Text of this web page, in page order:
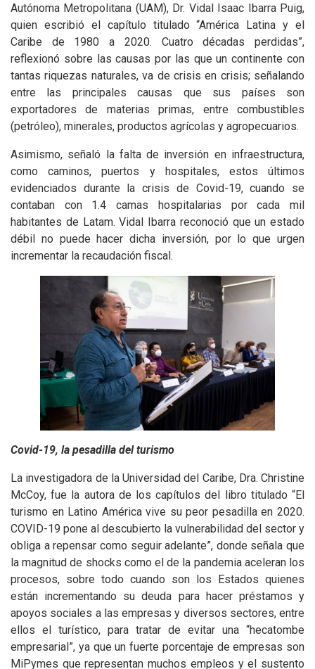
Autónoma Metropolitana (UAM), Dr. Vidal Isaac Ibarra Puig,
quien escribió el capítulo titulado “América Latina y el
Caribe de 1980 a 2020. Cuatro décadas perdidas”,
reflexionó sobre las causas por las que un continente con
tantas riquezas naturales, va de crisis en crisis; señalando
entre las principales causas que sus países son
exportadores de materias primas, entre combustibles
(petróleo), minerales, productos agrícolas y agropecuarios.
Asimismo, señaló la falta de inversión en infraestructura,
como caminos, puertos y hospitales, estos últimos
evidenciados durante la crisis de Covid-19, cuando se
contaban con 1.4 camas hospitalarias por cada mil
habitantes de Latam. Vidal Ibarra reconoció que un estado
débil no puede hacer dicha inversión, por lo que urgen
incrementar la recaudación fiscal.
Covid-19, la pesadilla del turismo
La investigadora de la Universidad del Caribe, Dra. Christine
McCoy, fue la autora de los capítulos del libro titulado “El
turismo en Latino América vive su peor pesadilla en 2020.
COVID-19 pone al descubierto la vulnerabilidad del sector y
obliga a repensar como seguir adelante”, donde señala que
la magnitud de shocks como el de la pandemia aceleran los
procesos, sobre todo cuando son los Estados quienes
están incrementando su deuda para hacer préstamos y
apoyos sociales a las empresas y diversos sectores, entre
ellos el turístico, para tratar de evitar una “hecatombe
empresarial”, ya que un fuerte porcentaje de empresas son
MiPymes que representan muchos empleos y el sustento